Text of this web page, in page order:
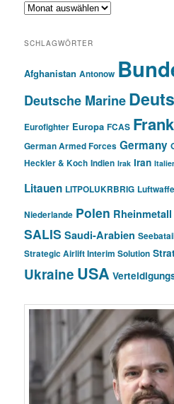
Archiv
SCHLAGWÖRTER
Afghanistan Antonow
Deutsche Marine
Eurofighter Europa FCAS
German Armed Forces Germany
Heckler & Koch Indien Irak Iran
Litauen LITPOLUKRBRIG Luftwaffe
Niederlande Polen Rheinmetall
SALIS Saudi-Arabien
Strategic Airlift Interim Solution
Ukraine USA